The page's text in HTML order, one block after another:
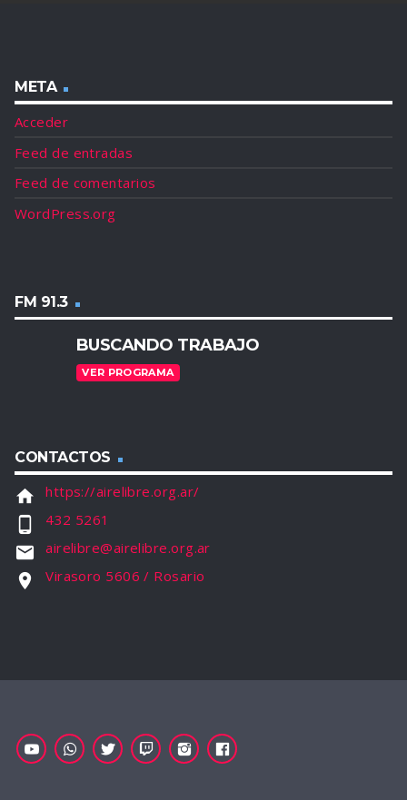
META
Acceder
Feed de entradas
Feed de comentarios
WordPress.org
FM 91.3
BUSCANDO TRABAJO
VER PROGRAMA
CONTACTOS
home https://airelibre.org.ar/
phone_android 432 5261
email airelibre@airelibre.org.ar
location_on Virasoro 5606 / Rosario